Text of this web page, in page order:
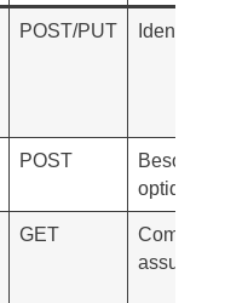
POST/PUT Identité,
POST
Besoins
optique/
GET
Comparatif
assureurs